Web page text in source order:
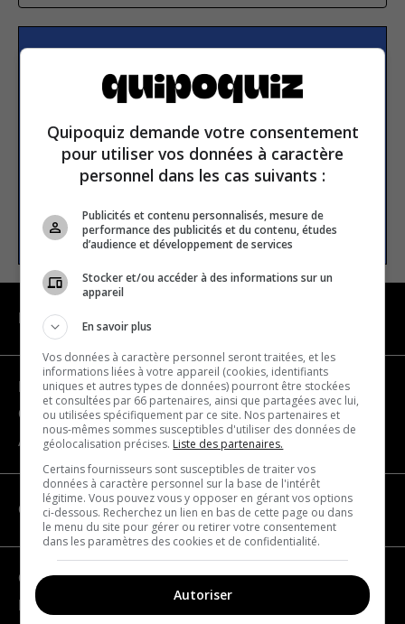
newsletter
Email address
SUBSCRIBE
NAVIGATION
Become a partner
Contact us
About us
CATEGORIES
Geography
France
Quipoquiz demande votre consentement
pour utiliser vos données à caractère
personnel dans les cas suivants :
Publicités et contenu personnalisés, mesure de
performance des publicités et du contenu, études
d’audience et développement de services
Stocker et/ou accéder à des informations sur un
appareil
En savoir plus
Vos données à caractère personnel seront traitées, et les
informations liées à votre appareil (cookies, identifiants
uniques et autres types de données) pourront être stockées
et consultées par 66 partenaires, ainsi que partagées avec lui,
ou utilisées spécifiquement par ce site. Nos partenaires et
nous-mêmes sommes susceptibles d'utiliser des données de
géolocalisation précises. Liste des partenaires.
Certains fournisseurs sont susceptibles de traiter vos
données à caractère personnel sur la base de l'intérêt
légitime. Vous pouvez vous y opposer en gérant vos options
ci-dessous. Recherchez un lien en bas de cette page ou dans
le menu du site pour gérer ou retirer votre consentement
dans les paramètres des cookies et de confidentialité.
Autoriser